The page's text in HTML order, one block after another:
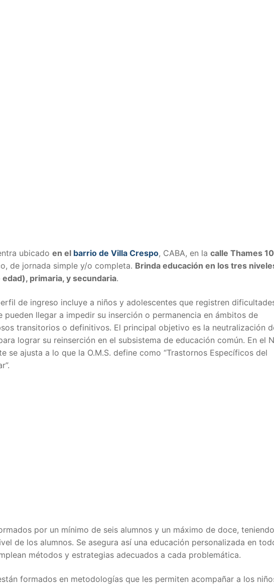
ubicado en el barrio de Villa Crespo, CABA, en la calle Thames
de jornada simple y/o completa. Brinda educación en los tres
primaria, y secundaria.
de ingreso incluye a niños y adolescentes que registren
pueden llegar a impedir su inserción o permanencia en ámbitos de
transitorios o definitivos. El principal objetivo es la neutralización
lograr su reinserción en el subsistema de educación común. En el
se ajusta a lo que la O.M.S. define como “Trastornos Específicos del
por un mínimo de seis alumnos y un máximo de doce,
de los alumnos. Se asegura así una educación personalizada en
métodos y estrategias adecuados a cada problemática.
formados en metodologías que les permiten acompañar a los